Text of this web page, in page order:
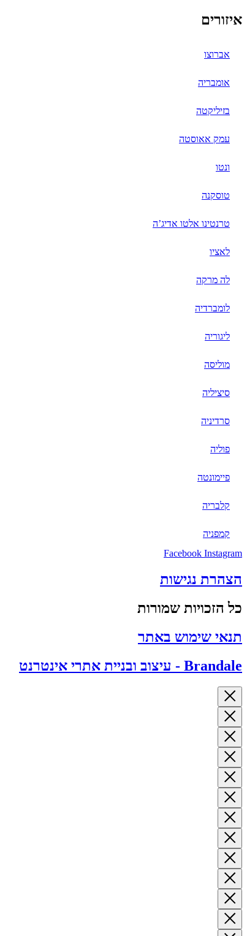
איזורים
אברוצו
אומבריה
בזיליקטה
עמק אאוסטה
ונטו
טוסקנה
טרנטינו אלטו אדיג’ה
לאציו
לה מרקה
לומברדיה
ליגוריה
מוליסה
סיציליה
סרדיניה
פוליה
פיימונטה
קלבריה
קמפניה
Facebook Instagram
הצהרת נגישות
כל הזכויות שמורות
תנאי שימוש באתר
Brandale - עיצוב ובניית אתרי אינטרנט